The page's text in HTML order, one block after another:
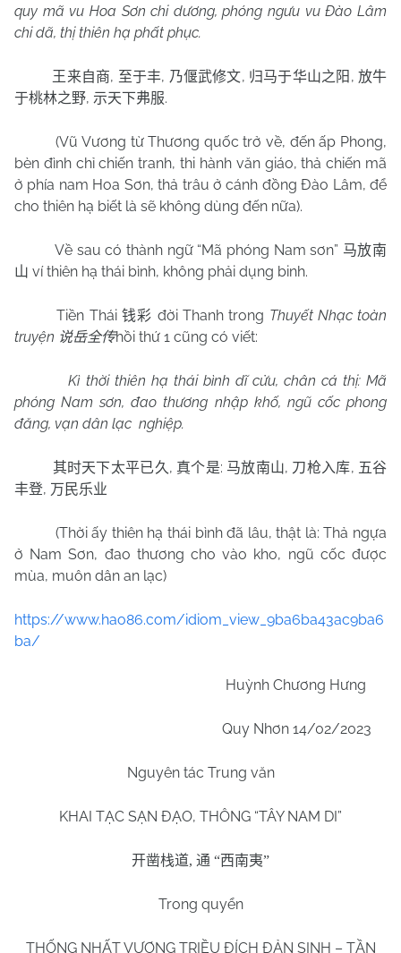
quy mã vu Hoa Sơn chi dương, phóng ngưu vu Đào Lâm
chi dã, thị thiên hạ phất phục.
王来自商, 至于丰, 乃偃武修文, 归马于华山之阳 , 放牛
于桃林之野, 示天下弗服.
(Vũ Vương từ Thương quốc trở về, đến ấp Phong,
bèn đình chỉ chiến tranh, thi hành văn giáo, thả chiến mã
ở phía nam Hoa Sơn, thả trâu ở cánh đồng Đào Lâm, để
cho thiên hạ biết là sẽ không dùng đến nữa).
Về sau có thành ngữ “Mã phóng Nam sơn” 马放南
山 ví thiên hạ thái bình, không phải dụng binh.
Tiền Thái 钱彩 đời Thanh trong Thuyết Nhạc toàn
truyện 说岳全传hồi thứ 1 cũng có viết:
Kì thời thiên hạ thái bình dĩ cửu, chân cá thị: Mã
phóng Nam sơn, đao thương nhập khố, ngũ cốc phong
đăng, vạn dân lạc nghiệp.
其时天下太平已久 , 真个是: 马放南山, 刀枪入库, 五谷
丰登, 万民乐业
(Thời ấy thiên hạ thái bình đã lâu, thật là: Thả ngựa
ở Nam Sơn, đao thương cho vào kho, ngũ cốc được
mùa, muôn dân an lạc)
https://www.hao86.com/idiom_view_9ba6ba43ac9ba6
ba/
Huỳnh Chương Hưng
Quy Nhơn 14/02/2023
Nguyên tác Trung văn
KHAI TẠC SẠN ĐẠO, THÔNG “TÂY NAM DI”
开凿栈道, 通 “西南夷”
Trong quyển
THỐNG NHẤT VƯƠNG TRIỀU ĐÍCH ĐẢN SINH – TẦN